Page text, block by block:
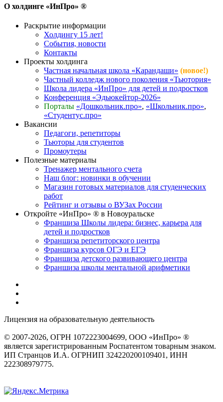
О холдинге «ИнПро» ®
Раскрытие информации
Холдингу 15 лет!
События, новости
Контакты
Проекты холдинга
Частная начальная школа «Карандаши» (новое!)
Частный колледж нового поколения «Тьютория»
Школа лидера «ИнПро» для детей и подростков
Конференция «Эдьюкейтор-2026»
Порталы «Дошкольник.про», «Школьник.про»,
«Студентус.про»
Вакансии
Педагоги, репетиторы
Тьюторы для студентов
Промоутеры
Полезные материалы
Тренажер ментального счета
Наш блог: новинки в обучении
Магазин готовых материалов для студенческих
работ
Рейтинг и отзывы о ВУЗах России
Откройте «ИнПро» ® в Новоуральске
Франшиза Школы лидера: бизнес, карьера для
детей и подростков
Франшиза репетиторского центра
Франшиза курсов ОГЭ и ЕГЭ
Франшиза детского развивающего центра
Франшиза школы ментальной арифметики
Лицензия на образовательную деятельность
© 2007-2026, ОГРН 1072223004699, ООО «ИнПро» ®
является зарегистрированным Роспатентом товарным знаком.
ИП Странцов И.А. ОГРНИП 324220200109401, ИНН
222308979775.